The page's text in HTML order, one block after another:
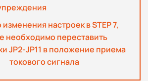
настроек в STEP 7,
необходимо переставить
JP2-JP11 в положение приема
токового сигнала